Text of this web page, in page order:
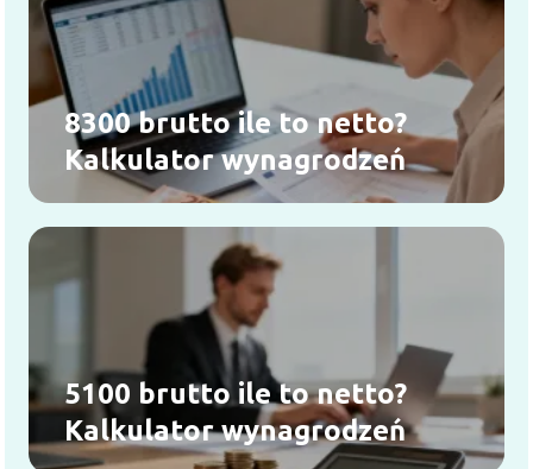
8300 brutto ile to netto?
Kalkulator wynagrodzeń
5100 brutto ile to netto?
Kalkulator wynagrodzeń